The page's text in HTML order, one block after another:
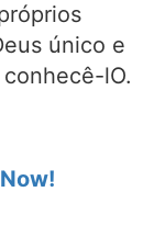
único e
lO.